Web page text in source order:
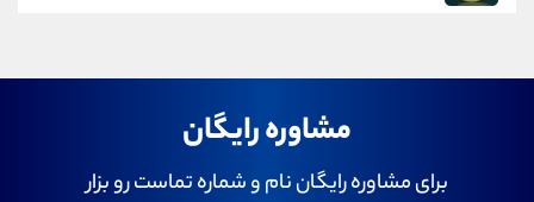
مشاوره رایگان
برای مشاوره رایگان نام و شماره تماست رو بزار